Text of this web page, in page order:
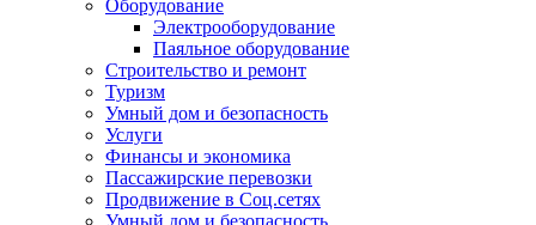
Оборудование
Электрооборудование
Паяльное оборудование
Строительство и ремонт
Туризм
Умный дом и безопасность
Услуги
Финансы и экономика
Пассажирские перевозки
Продвижение в Соц.сетях
Умный дом и безопасность